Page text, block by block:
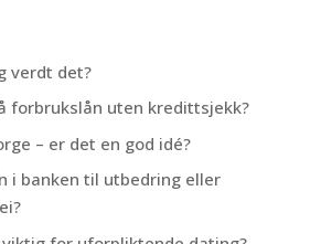
verdt det?
forbrukslån uten kredittsjekk?
– er det en god idé?
i banken til utbedring eller